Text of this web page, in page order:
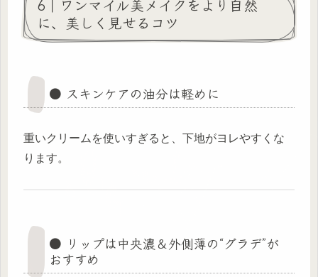
6｜ワンマイル美メイクをより自然
に、美しく見せるコツ
● スキンケアの油分は軽めに
重いクリームを使いすぎると、下地がヨレやすくな
ります。
● リップは中央濃＆外側薄の“グラデ”が
おすすめ